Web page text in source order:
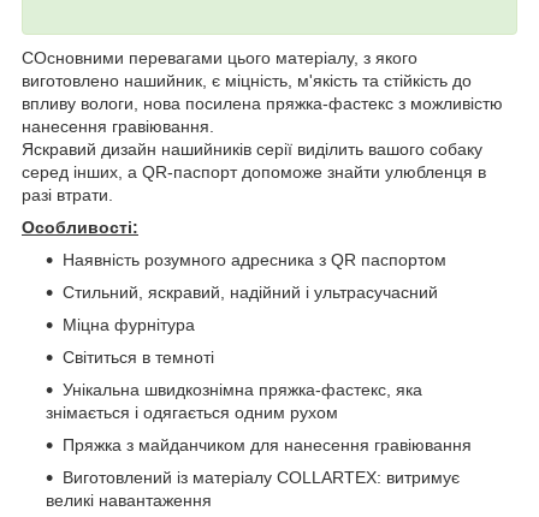
СОсновними перевагами цього матеріалу, з якого
виготовлено нашийник, є міцність, м'якість та стійкість до
впливу вологи, нова посилена пряжка-фастекс з можливістю
нанесення гравіювання.
Яскравий дизайн нашийників серії виділить вашого собаку
серед інших, а QR-паспорт допоможе знайти улюбленця в
разі втрати.
Особливості:
Наявність розумного адресника з QR паспортом
Стильний, яскравий, надійний і ультрасучасний
Міцна фурнітура
Світиться в темноті
Унікальна швидкознімна пряжка-фастекс, яка
знімається і одягається одним рухом
Пряжка з майданчиком для нанесення гравіювання
Виготовлений із матеріалу COLLARTEX: витримує
великі навантаження